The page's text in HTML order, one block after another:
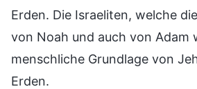
Erden. Die Israeliten, welche
von Noah und auch von Adam
menschliche Grundlage von
Erden.